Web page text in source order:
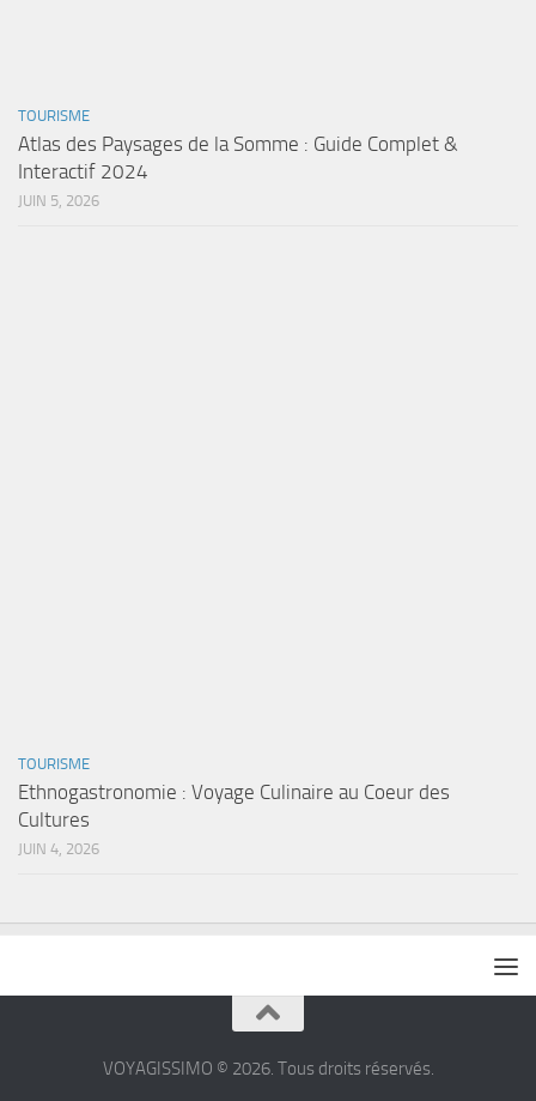
TOURISME
Atlas des Paysages de la Somme : Guide Complet &
Interactif 2024
JUIN 5, 2026
TOURISME
Ethnogastronomie : Voyage Culinaire au Coeur des
Cultures
JUIN 4, 2026
VOYAGISSIMO © 2026. Tous droits réservés.